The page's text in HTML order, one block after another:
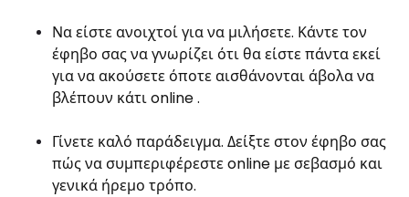
Να είστε ανοιχτοί για να μιλήσετε. Κάντε τον
έφηβο σας να γνωρίζει ότι θα είστε πάντα εκεί
για να ακούσετε όποτε αισθάνονται άβολα να
βλέπουν κάτι online .
Γίνετε καλό παράδειγμα. Δείξτε στον έφηβο σας
πώς να συμπεριφέρεστε online με σεβασμό και
γενικά ήρεμο τρόπο.